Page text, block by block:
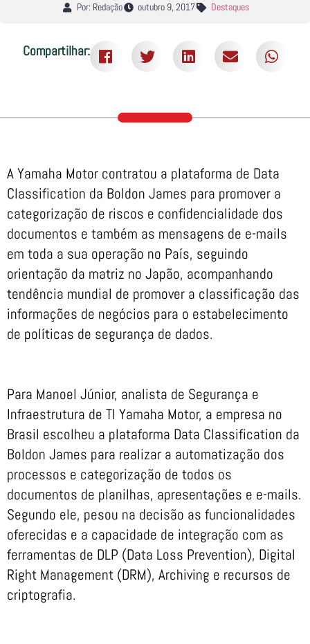
Por: Redação outubro 9, 2017 Destaques
Compartilhar:
A Yamaha Motor contratou a plataforma de Data
Classification da Boldon James para promover a
categorização de riscos e confidencialidade dos
documentos e também as mensagens de e-mails
em toda a sua operação no País, seguindo
orientação da matriz no Japão, acompanhando
tendência mundial de promover a classificação das
informações de negócios para o estabelecimento
de políticas de segurança de dados.
Para Manoel Júnior, analista de Segurança e
Infraestrutura de TI Yamaha Motor, a empresa no
Brasil escolheu a plataforma Data Classification da
Boldon James para realizar a automatização dos
processos e categorização de todos os
documentos de planilhas, apresentações e e-mails.
Segundo ele, pesou na decisão as funcionalidades
oferecidas e a capacidade de integração com as
ferramentas de DLP (Data Loss Prevention), Digital
Right Management (DRM), Archiving e recursos de
criptografia.